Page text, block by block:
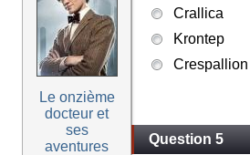
Le onzième
docteur et
ses
aventures
Crallica
Krontep
Crespallion
Question 5